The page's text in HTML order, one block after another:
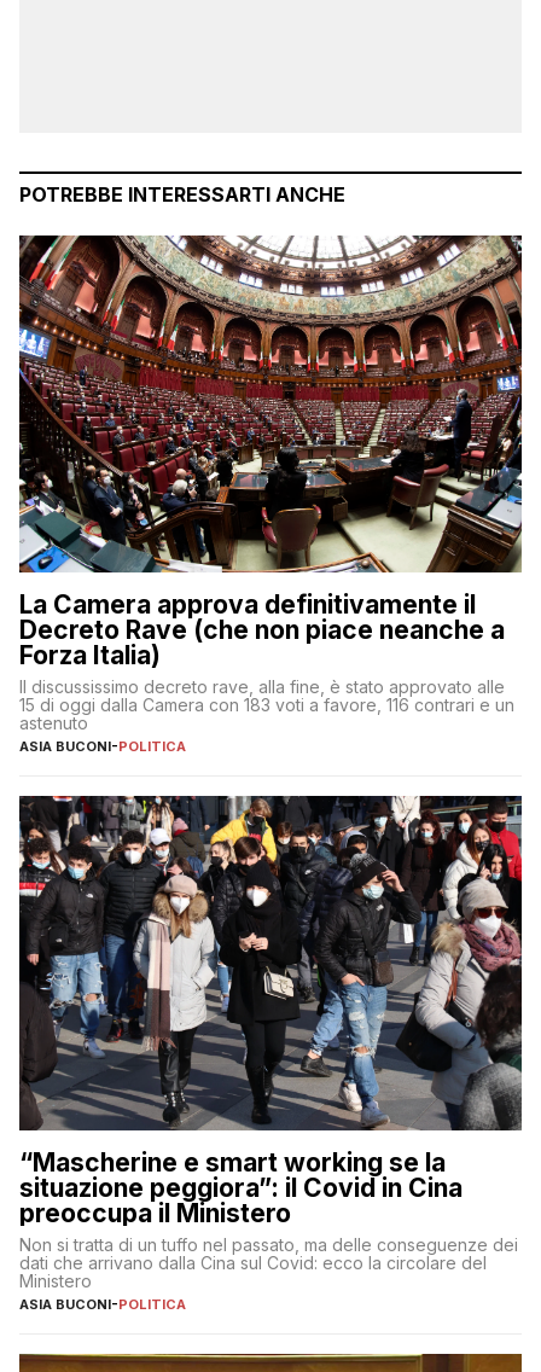
POTREBBE INTERESSARTI ANCHE
La Camera approva definitivamente il
Decreto Rave (che non piace neanche a
Forza Italia)
Il discussissimo decreto rave, alla fine, è stato approvato alle
15 di oggi dalla Camera con 183 voti a favore, 116 contrari e un
astenuto
ASIA BUCONI-POLITICA
“Mascherine e smart working se la
situazione peggiora”: il Covid in Cina
preoccupa il Ministero
Non si tratta di un tuffo nel passato, ma delle conseguenze dei
dati che arrivano dalla Cina sul Covid: ecco la circolare del
Ministero
ASIA BUCONI-POLITICA